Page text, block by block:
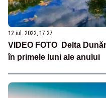
12 iul. 2022, 17:27
VIDEO FOTO Delta
în primele luni ale anului